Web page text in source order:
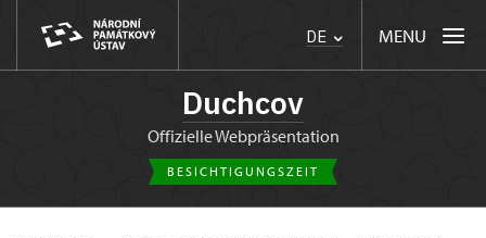
DE MENU
Duchcov
Offizielle Webpräsentation
BESICHTIGUNGSZEIT